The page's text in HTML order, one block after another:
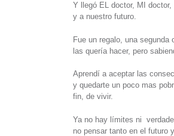
Y llegó EL doctor, MI
y a nuestro futuro.
Fue un regalo, una
las quería hacer, pero
Aprendí a aceptar las
y quedarte un poco mas
fin, de vivir.
Ya no hay límites ni
no pensar tanto en el futuro